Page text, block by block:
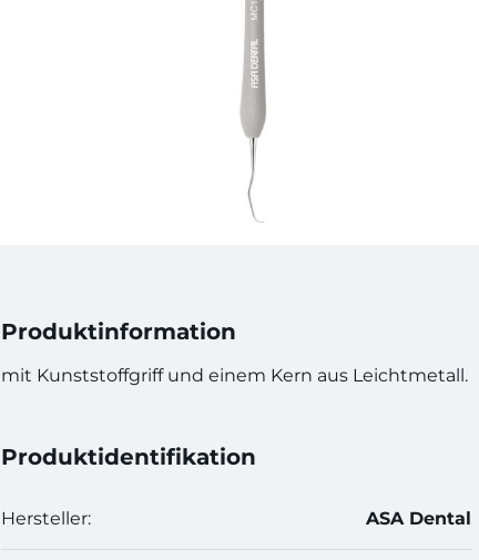
Produktinformation
mit Kunststoffgriff und einem Kern aus Leichtmetall.
Produktidentifikation
Hersteller: ASA Dental